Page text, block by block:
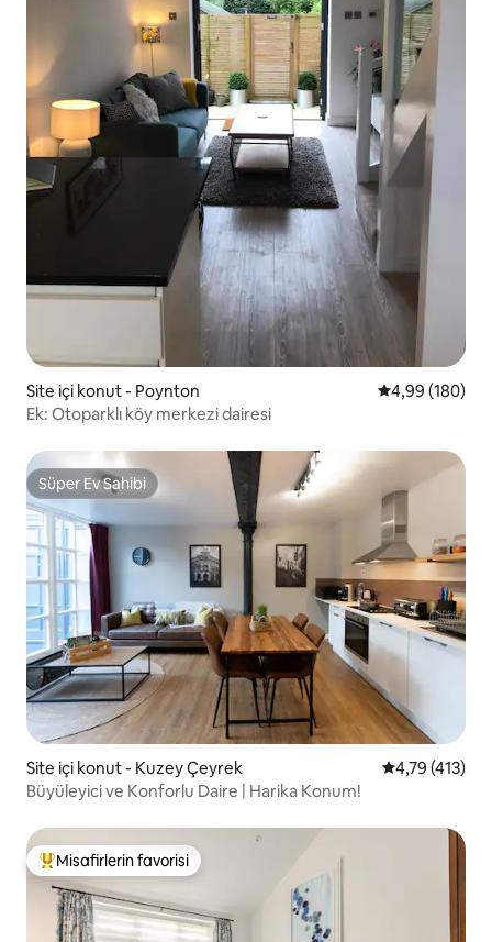
Site içi konut - Poynton 5 üzerinden
4,99 (180)
Ek: Otoparklı köy merkezi dairesi
Süper Ev Sahibi
Süper Ev Sahibi
Site içi konut - Kuzey Çeyrek 5 üzerinden
4,79 (413)
Büyüleyici ve Konforlu Daire | Harika Konum!
Misafirlerin favorilerinden en beğenilenler arasında
Misafirlerin favorisi